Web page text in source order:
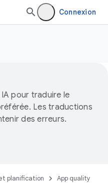
Connexion
pour traduire le
Les traductions
des erreurs.
planification
App quality